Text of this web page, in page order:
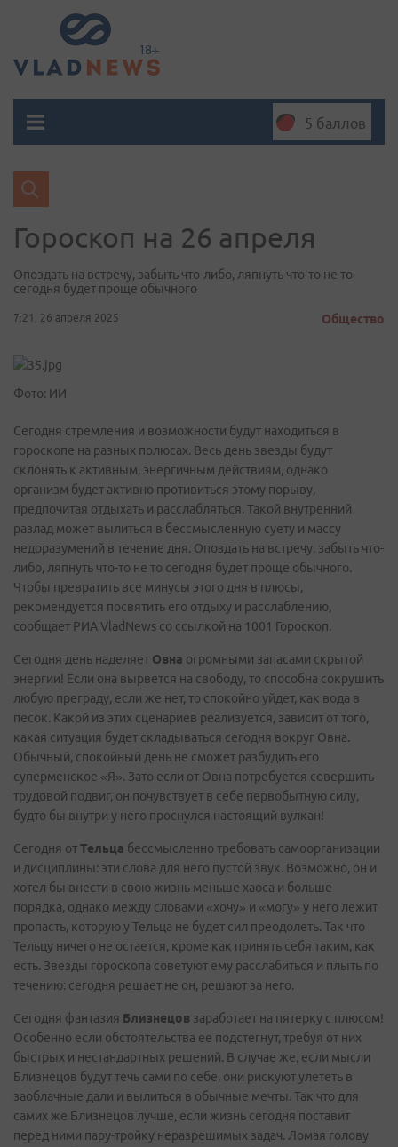
5 баллов
Гороскоп на 26 апреля
Опоздать на встречу, забыть что-либо, ляпнуть что-то не то
сегодня будет проще обычного
7:21, 26 апреля 2025 Общество
Фото: ИИ
Сегодня стремления и возможности будут находиться в
гороскопе на разных полюсах. Весь день звезды будут
склонять к активным, энергичным действиям, однако
организм будет активно противиться этому порыву,
предпочитая отдыхать и расслабляться. Такой внутренний
разлад может вылиться в бессмысленную суету и массу
недоразумений в течение дня. Опоздать на встречу, забыть что-
либо, ляпнуть что-то не то сегодня будет проще обычного.
Чтобы превратить все минусы этого дня в плюсы,
рекомендуется посвятить его отдыху и расслаблению,
сообщает РИА VladNews со ссылкой на 1001 Гороскоп.
Сегодня день наделяет Овна огромными запасами скрытой
энергии! Если она вырвется на свободу, то способна сокрушить
любую преграду, если же нет, то спокойно уйдет, как вода в
песок. Какой из этих сценариев реализуется, зависит от того,
какая ситуация будет складываться сегодня вокруг Овна.
Обычный, спокойный день не сможет разбудить его
суперменское «Я». Зато если от Овна потребуется совершить
трудовой подвиг, он почувствует в себе первобытную силу,
будто бы внутри у него проснулся настоящий вулкан!
Сегодня отТельца бессмысленно требовать самоорганизации
и дисциплины: эти слова для него пустой звук. Возможно, он и
хотел бы внести в свою жизнь меньше хаоса и больше
порядка, однако между словами «хочу» и «могу» у него лежит
пропасть, которую у Тельца не будет сил преодолеть. Так что
Тельцу ничего не остается, кроме как принять себя таким, как
есть. Звезды гороскопа советуют ему расслабиться и плыть по
течению: сегодня решает не он, решают за него.
Сегодня фантазия Близнецов заработает на пятерку с плюсом!
Особенно если обстоятельства ее подстегнут, требуя от них
быстрых и нестандартных решений. В случае же, если мысли
Близнецов будут течь сами по себе, они рискуют улететь в
заоблачные дали и вылиться в обычные мечты. Так что для
самих же Близнецов лучше, если жизнь сегодня поставит
перед ними пару-тройку неразрешимых задач. Ломая голову